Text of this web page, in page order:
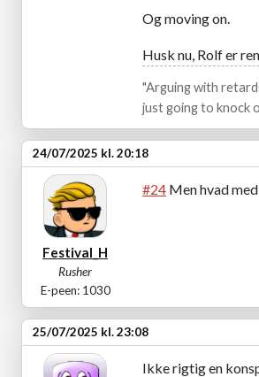
Og moving on.
Husk nu, Rolf er ren
"Arguing with
just going to knock
24/07/2025 kl. 20:18
Festival_H
Rusher
E-peen: 1030
#24 Men hvad
25/07/2025 kl. 23:08
Ikke rigtig en